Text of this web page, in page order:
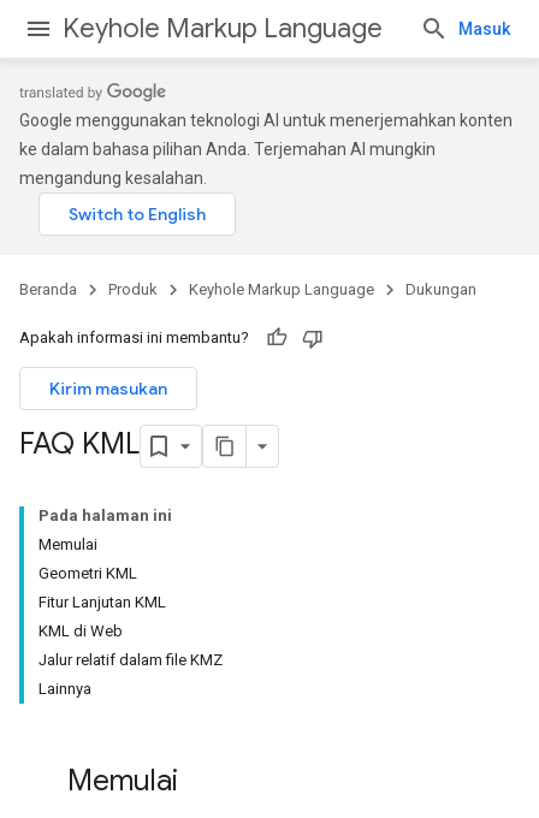
Keyhole Markup Language Masuk
Google menggunakan teknologi AI untuk menerjemahkan konten
ke dalam bahasa pilihan Anda. Terjemahan AI mungkin
mengandung kesalahan.
Beranda Produk Keyhole Markup Language Dukungan
Apakah informasi ini membantu?
Kirim masukan
FAQ KML
Pada halaman ini
Memulai
Geometri KML
Fitur Lanjutan KML
KML di Web
Jalur relatif dalam file KMZ
Lainnya
Memulai